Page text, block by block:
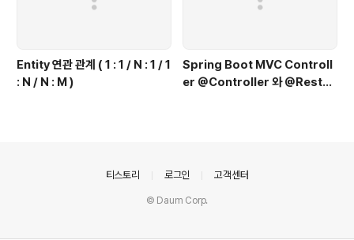
Entity 연관 관계 ( 1 : 1 / N : 1 / 1
: N / N : M )
Spring Boot MVC Controll
er @Controller 와 @RestC
티스토리 로그인 고객센터
© Daum Corp.